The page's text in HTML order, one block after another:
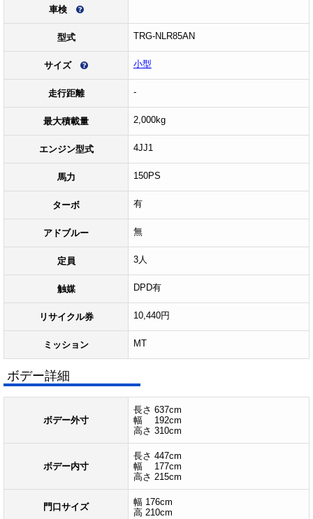
車検
型式 TRG-NLR85AN
サイズ 小型
走行距離 -
最大積載量 2,000kg
エンジン型式 4JJ1
馬力 150PS
ターボ 有
アドブルー 無
定員 3人
触媒 DPD有
リサイクル券 10,440円
ミッション MT
ボデー詳細
ボデー外寸
長さ 637cm
幅 192cm
高さ 310cm
ボデー内寸
長さ 447cm
幅 177cm
高さ 215cm
門口サイズ
幅 176cm
高 210cm